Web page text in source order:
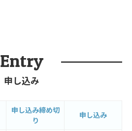
Entry
申し込み
申し込み締め切
り
申し込み